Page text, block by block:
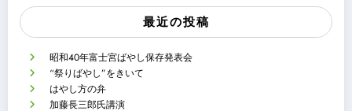
最近の投稿
昭和40年富士宮ばやし保存発表会
“祭りばやし”をきいて
はやし方の弁
加藤長三郎氏講演